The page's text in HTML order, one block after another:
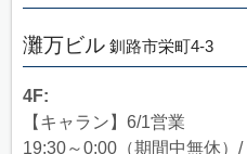
灘万ビル 釧路市栄町4-3
4F:
【キャラン】6/1営業
19:30～0:00（期間中無休）